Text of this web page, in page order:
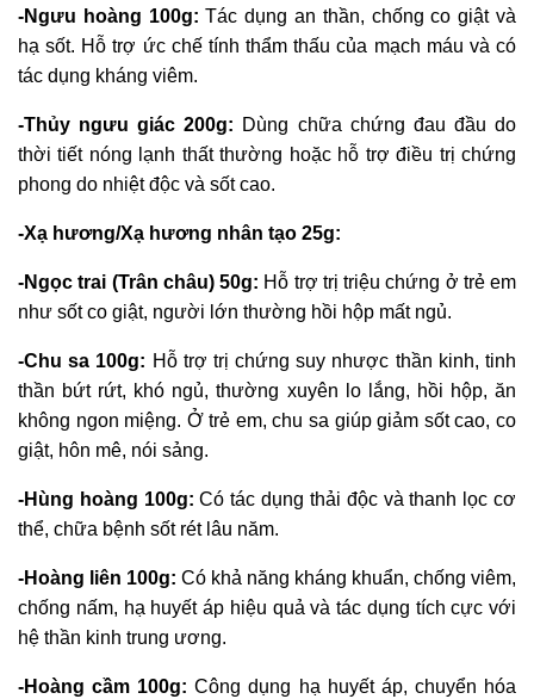
-Ngưu hoàng 100g: Tác dụng an thần, chống co giật và
hạ sốt. Hỗ trợ ức chế tính thẩm thấu của mạch máu và có
tác dụng kháng viêm.
-Thủy ngưu giác 200g: Dùng chữa chứng đau đầu do
thời tiết nóng lạnh thất thường hoặc hỗ trợ điều trị chứng
phong do nhiệt độc và sốt cao.
-Xạ hương/Xạ hương nhân tạo 25g:
-Ngọc trai (Trân châu) 50g: Hỗ trợ trị triệu chứng ở trẻ em
như sốt co giật, người lớn thường hồi hộp mất ngủ.
-Chu sa 100g: Hỗ trợ trị chứng suy nhược thần kinh, tinh
thần bứt rứt, khó ngủ, thường xuyên lo lắng, hồi hộp, ăn
không ngon miệng. Ở trẻ em, chu sa giúp giảm sốt cao, co
giật, hôn mê, nói sảng.
-Hùng hoàng 100g: Có tác dụng thải độc và thanh lọc cơ
thể, chữa bệnh sốt rét lâu năm.
-Hoàng liên 100g: Có khả năng kháng khuẩn, chống viêm,
chống nấm, hạ huyết áp hiệu quả và tác dụng tích cực với
hệ thần kinh trung ương.
-Hoàng cầm 100g: Công dụng hạ huyết áp, chuyển hóa